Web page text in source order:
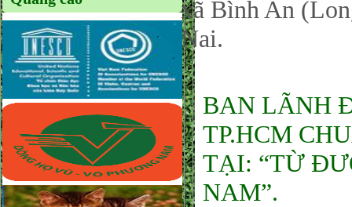
xã Bình An
Nai.
BAN LÃNH
TP.HCM
TẠI: “TỪ
NAM”.